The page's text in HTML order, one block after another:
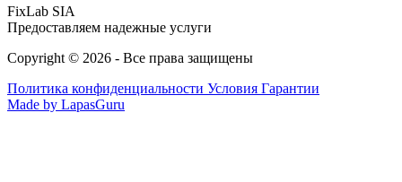
FixLab SIA
Предоставляем надежные услуги
Copyright © 2026 - Все права защищены
Политика конфиденциальности Условия Гарантии
Made by LapasGuru